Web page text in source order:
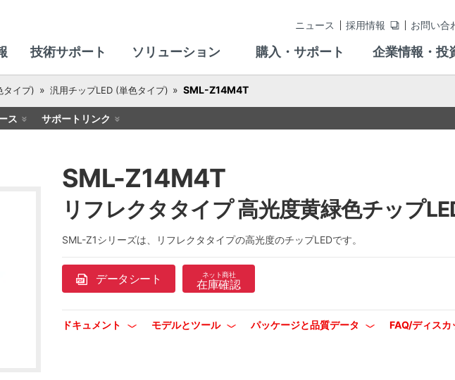
ニュース 採用情報 お問い合
技術サポート ソリューション 購入・サポート 企業情報・投
タイプ) 汎用チップLED (単色タイプ) SML-Z14M4T
ス サポートリンク
SML-Z14M4T
リフレクタタイプ 高光度黄緑色チップ
SML-Z1シリーズは、リフレクタタイプの高光度のチップLEDです。
データシート ネット商社
在庫確認
ドキュメント モデルとツール パッケージと品質データ FAQ/ディスカ